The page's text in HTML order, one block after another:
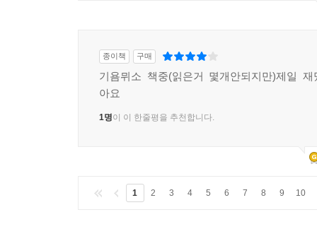
종이책 구매
기욤뮈소 책중(읽은거 몇개안되지만)제일 재
아요
1명이 이 한줄평을 추천합니다.
1 2 3 4 5 6 7 8 9 10